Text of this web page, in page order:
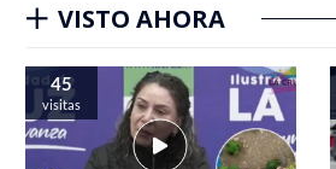
VISTO AHORA
45
visitas